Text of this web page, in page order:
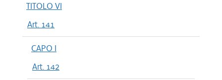
TITOLO VI
Art. 141
CAPO I
Art. 142